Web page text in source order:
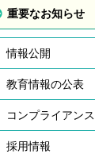
重要なお知らせ
情報公開
教育情報の公表
コンプライアン
採用情報